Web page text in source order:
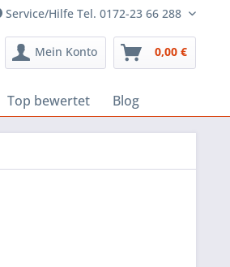
Service/Hilfe Tel. 0172-23 66 288
Mein Konto 0,00 €
Top bewertet Blog